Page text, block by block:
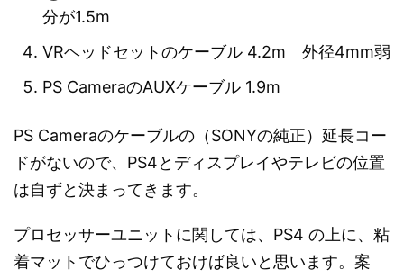
分が1.5m
VRヘッドセットのケーブル 4.2m 外径4mm弱
PS CameraのAUXケーブル 1.9m
PS Cameraのケーブルの（SONYの純正）延長コー
ドがないので、PS4とディスプレイやテレビの位置
は自ずと決まってきます。
プロセッサーユニットに関しては、PS4 の上に、粘
着マットでひっつけておけば良いと思います。案